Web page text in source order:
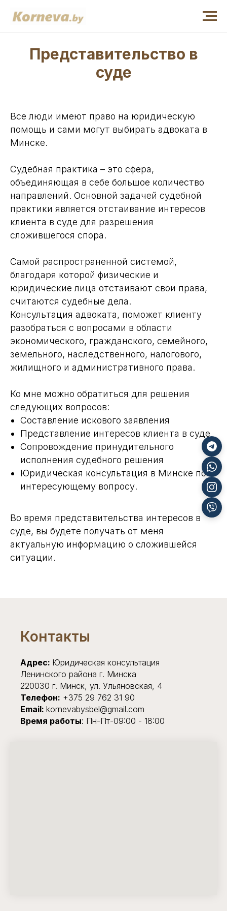
Представительство в
суде
Все люди имеют право на юридическую
помощь и сами могут выбирать адвоката в
Минске.
Судебная практика – это сфера,
объединяющая в себе большое количество
направлений. Основной задачей судебной
практики является отстаивание интересов
клиента в суде для разрешения
сложившегося спора.
Самой распространенной системой,
благодаря которой физические и
юридические лица отстаивают свои права,
считаются судебные дела.
Консультация адвоката, поможет клиенту
разобраться с вопросами в области
экономического, гражданского, семейного,
земельного, наследственного, налогового,
жилищного и административного права.
Ко мне можно обратиться для решения
следующих вопросов:
Составление искового заявления
Представление интересов клиента в суде
Сопровождение принудительного
исполнения судебного решения
Юридическая консультация в Минске по
интересующему вопросу.
Во время представительства интересов в
суде, вы будете получать от меня
актуальную информацию о сложившейся
ситуации.
Контакты
Адрес: Юридическая консультация
Ленинского района г. Минска
220030 г. Минск, ул. Ульяновская, 4
Телефон: +375 29 762 31 90
Email: kornevabysbel@gmail.com
Время работы: Пн-Пт-09:00 - 18:00